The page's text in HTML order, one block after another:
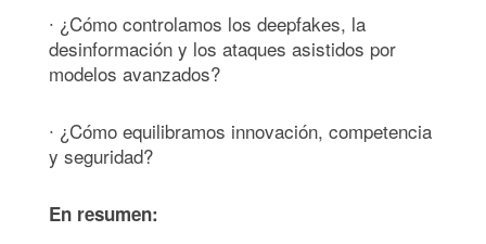
∙ ¿Cómo controlamos los deepfakes, la
desinformación y los ataques asistidos por
modelos avanzados?
∙ ¿Cómo equilibramos innovación, competencia
y seguridad?
En resumen: